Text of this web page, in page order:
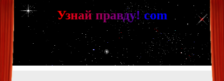
[phpBB Debug] PHP Warning : in file [ROOT]/phpbb/db/driver/mysqli.php
mysqli_fetch_assoc(): Couldn't fetch mysqli_result
[phpBB Debug] PHP Warning: in file[ROOT]/phpbb/db/driver/mysqli.php 329
mysqli_free_result(): Couldn't fetch mysqli_result
[phpBB Debug] PHP Warning
[ROOT]/phpbb/db/driver/mysqli.php on line 265
mysqli_fetch_assoc(): Couldn't fetch mysqli_result
[phpBB Debug] PHP Warning
: in file [ROOT]/phpbb/db/driver/mysqli.php on line329
mysqli_free_result(): Couldn't fetch mysqli_result
[phpBB Debug] PHP Warning: in file [ROOT]/phpbb/db/driver/mysqli.php on line 265
mysqli_fetch_assoc(): Couldn't fetch mysqli_result
[phpBB Debug] PHP Warning
[ROOT]/phpbb/db/driver/mysqli.php on line329:
mysqli_free_result(): Couldn't fetch mysqli_result
Узнай правду! com